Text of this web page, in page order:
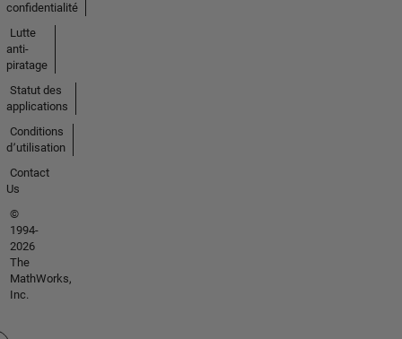
confidentialité
Lutte
anti-
piratage
Statut des
applications
Conditions
d՚utilisation
Contact
Us
©
1994-
2026
The
MathWorks,
Inc.